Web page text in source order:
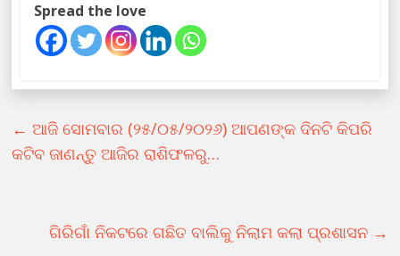
Spread the love
← ଆଜି ସୋମବାର (୨୫/୦୫/୨୦୨୬) ଆପଣଙ୍କ ଦିନଟି କିପରି
କଟିବ ଜାଣନ୍ତୁ ଆଜିର ରାଶିଫଳରୁ…
ଗିରିଗାଁ ନିକଟରେ ଗଛିତ ବାଲିକୁ ନିଲାମ କଲା ପ୍ରଶାସନ →